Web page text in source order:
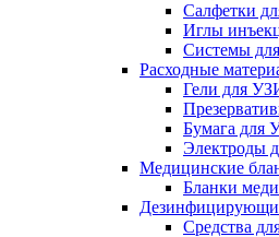
Салфетки
Иглы
Системы
Расходные
Гели для
Бумага для
Электроды
Медицинские
Бланки
Средства